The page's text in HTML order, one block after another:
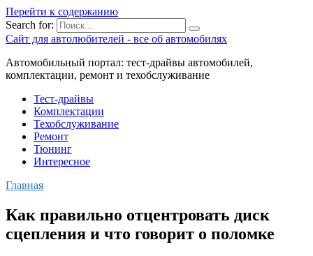
Перейти к содержанию
Search for:
Сайт для автолюбителей - все об автомобилях
Автомобильный портал: тест-драйвы автомобилей,
комплектации, ремонт и техобслуживание
Тест-драйвы
Комплектации
Техобслуживание
Ремонт
Тюнинг
Интересное
Главная
Как правильно отцентровать диск
сцепления и что говорит о поломке